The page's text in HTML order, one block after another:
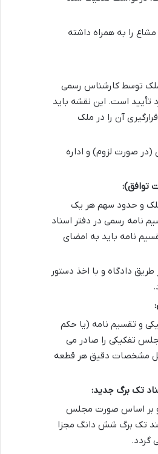
را به همراه داشته
توسط کارشناس رسمی
تأیید است. این نقشه باید
آن را در ملک
(در صورت لزوم) و اداره
توافق):
و حدود سهم هر یک
نامه رسمی در دفتر اسناد
نامه باید به امضای
دادگاه و با اخذ دستور
و تقسیم نامه (یا حکم
تفکیکی را صادر می
مشخصات دقیق هر قطعه
تک برگ جدید:
بر اساس صورت مجلس
تک برگ شش دانگ مجزا
گردد.